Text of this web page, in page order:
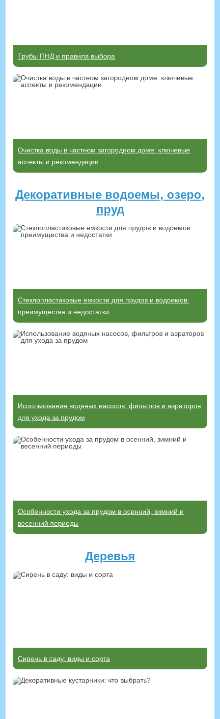
Трубы ПНД и правила выбора
Очистка воды в частном загородном доме: ключевые
аспекты и рекомендации
Декоративные водоемы, озеро,
пруд
Стеклопластиковые емкости для прудов и водоемов:
преимущества и недостатки
Использование водяных насосов, фильтров и аэраторов
для ухода за прудом
Особенности ухода за прудом в осенний, зимний и
весенний периоды
Деревья
Сирень в саду: виды и сорта